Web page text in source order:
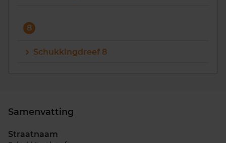
8
Schukkingdreef 8
Samenvatting
Straatnaam